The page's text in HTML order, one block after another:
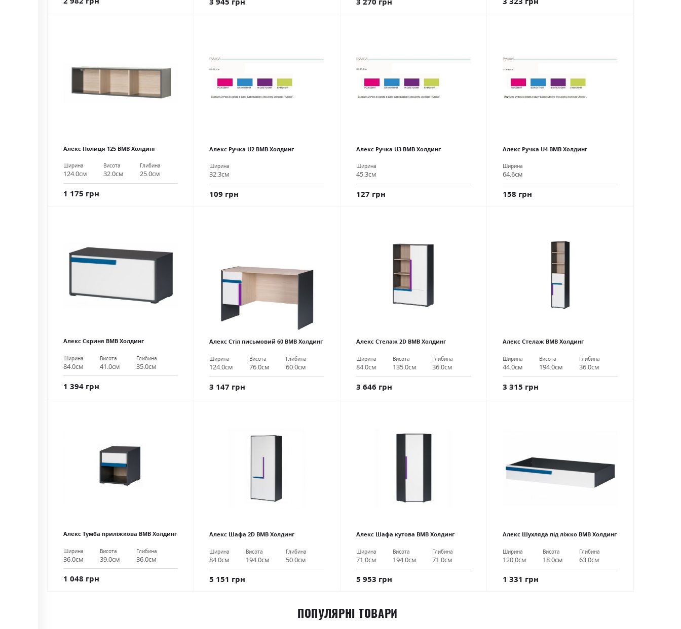
Алекс Полиця 125 ВМВ Холдинг
Ширина
124.0см
Висота
32.0см
Глибина
25.0см
1 175 грн
Алекс Ручка U2 ВМВ Холдинг
Ширина
32.3см
109 грн
Алекс Ручка U3 ВМВ Холдинг
Ширина
45.3см
127 грн
Алекс Ручка U4 ВМВ Холдинг
Ширина
64.6см
158 грн
Алекс Скриня ВМВ Холдинг
Ширина
84.0см
Висота
41.0см
Глибина
35.0см
1 394 грн
Алекс Стіл письмовий 60 ВМВ Холдинг
Ширина
124.0см
Висота
76.0см
Глибина
60.0см
3 147 грн
Алекс Стелаж 2D ВМВ Холдинг
Ширина
84.0см
Висота
135.0см
Глибина
36.0см
3 646 грн
Алекс Стелаж ВМВ Холдинг
Ширина
44.0см
Висота
194.0см
Глибина
36.0см
3 315 грн
Алекс Тумба приліжкова ВМВ Холдинг
Ширина
36.0см
Висота
39.0см
Глибина
36.0см
1 048 грн
Алекс Шафа 2D ВМВ Холдинг
Ширина
84.0см
Висота
194.0см
Глибина
50.0см
5 151 грн
Алекс Шафа кутова ВМВ Холдинг
Ширина
71.0см
Висота
194.0см
Глибина
71.0см
5 953 грн
Алекс Шухляда під ліжко ВМВ Холдинг
Ширина
120.0см
Висота
18.0см
Глибина
63.0см
1 331 грн
ПОПУЛЯРНІ ТОВАРИ